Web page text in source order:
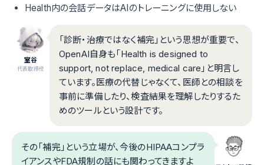
Health内の会話データはAIのトレーニングに使用しない
室谷
代表取締役
「診断・治療ではなく補完」という思想が重要で、
OpenAI自身も「Health is designed to
support, not replace, medical care」と明言し
ています。医療の代替じゃなくて、医師との相談を
事前に準備したり、検査結果を理解したりするた
めのツールという設計です。
その「補完」という立場が、今後のHIPAAコンプラ
イアンスやFDA規制の話にも関わってきますよ